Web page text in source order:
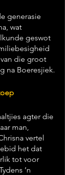
generasie
wat
geswot
die groot
na Boeresjiek.
agter die
man,
vertel
het dat
tot voor
’n